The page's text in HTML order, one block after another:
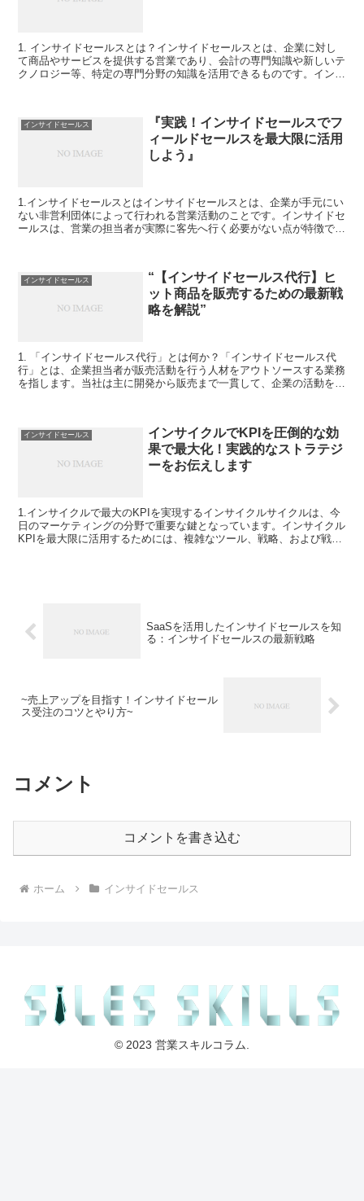
1. インサイドセールスとは？インサイドセールスとは、企業に対し
て商品やサービスを提供する営業であり、会計の専門知識や新しいテ
クノロジー等、特定の専門分野の知識を活用できるものです。インサ
インサイドセールス
『実践！インサイドセールスでフ
ィールドセールスを最大限に活用
しよう』
1.インサイドセールスとはインサイドセールスとは、企業が手元にい
ない非営利団体によって行われる営業活動のことです。インサイドセ
ールスは、営業の担当者が実際に客先へ行く必要がない点が特徴であ
インサイドセールス
“【インサイドセールス代行】ヒ
ット商品を販売するための最新戦
略を解説”
1. 「インサイドセールス代行」とは何か？「インサイドセールス代
行」とは、企業担当者が販売活動を行う人材をアウトソースする業務
を指します。当社は主に開発から販売まで一貫して、企業の活動をサ
インサイドセールス
インサイクルでKPIを圧倒的な効
果で最大化！実践的なストラテジ
ーをお伝えします
1.インサイクルで最大のKPIを実現するインサイクルサイクルは、今
日のマーケティングの分野で重要な鍵となっています。インサイクル
KPIを最大限に活用するためには、複雑なツール、戦略、および戦略
SaaSを活用したインサイドセールスを知
る：インサイドセールスの最新戦略
~売上アップを目指す！インサイドセール
ス受注のコツとやり方~
コメント
コメントを書き込む
ホーム インサイドセールス
© 2023 営業スキルコラム.